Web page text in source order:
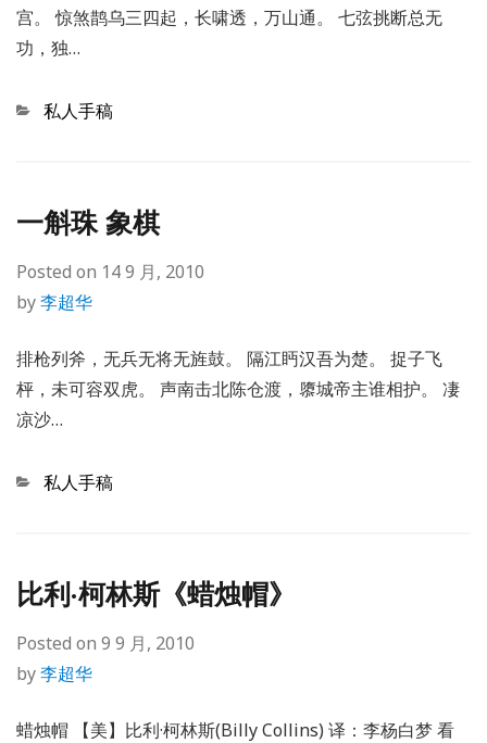
宫。 惊煞鹊乌三四起，长啸透，万山通。 七弦挑断总无
功，独…
Categories
私人手稿
一斛珠 象棋
Posted on 14 9 月, 2010
by李超华
排枪列斧，无兵无将无旌鼓。 隔江眄汉吾为楚。 捉子飞
枰，未可容双虎。 声南击北陈仓渡，隳城帝主谁相护。 凄
凉沙…
Categories
私人手稿
比利·柯林斯《蜡烛帽》
Posted on 9 9 月, 2010
by李超华
蜡烛帽 【美】比利·柯林斯(Billy Collins) 译：李杨白梦 看